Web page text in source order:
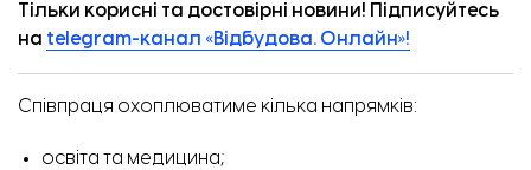
Тільки корисні та достовірні новини! Підписуйтесь
на telegram-канал «Відбудова. Онлайн»!
Співпраця охоплюватиме кілька напрямків:
освіта та медицина;